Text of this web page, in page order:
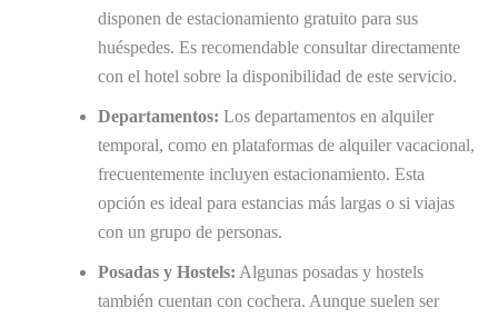
disponen de estacionamiento gratuito para sus
huéspedes. Es recomendable consultar directamente
con el hotel sobre la disponibilidad de este servicio.
Departamentos: Los departamentos en alquiler
temporal, como en plataformas de alquiler vacacional,
frecuentemente incluyen estacionamiento. Esta
opción es ideal para estancias más largas o si viajas
con un grupo de personas.
Posadas y Hostels: Algunas posadas y hostels
también cuentan con cochera. Aunque suelen ser